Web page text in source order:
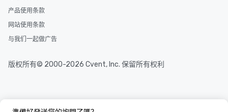
产品使用条款
网站使用条款
与我们一起做广告
版权所有© 2000-2026 Cvent, Inc. 保留所有权利